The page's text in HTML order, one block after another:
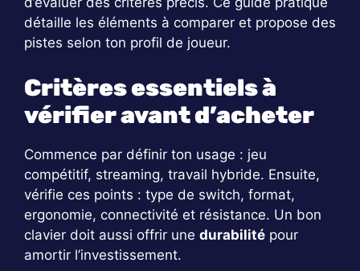
détaille les éléments à comparer et propose des
pistes selon ton profil de joueur.
Critères essentiels à
vérifier avant d’acheter
Commence par définir ton usage : jeu
compétitif, streaming, travail hybride. Ensuite,
vérifie ces points : type de switch, format,
ergonomie, connectivité et résistance. Un bon
clavier doit aussi offrir une durabilité pour
amortir l’investissement.